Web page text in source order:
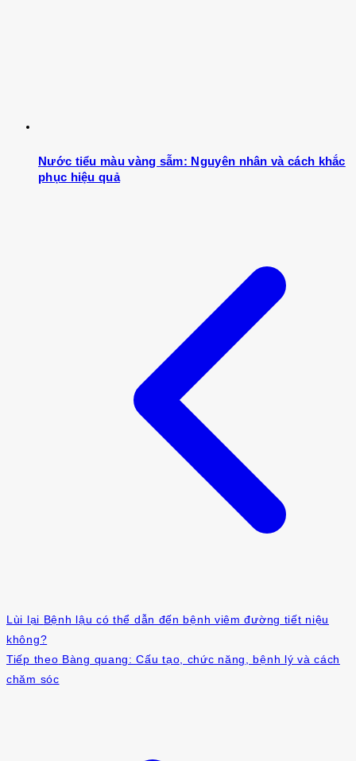
Nước tiểu màu vàng sẫm: Nguyên nhân và cách khắc
phục hiệu quả
Lùi lại Bệnh lậu có thể dẫn đến bệnh viêm đường tiết niệu
không?
Tiếp theo Bàng quang: Cấu tạo, chức năng, bệnh lý và cách
chăm sóc